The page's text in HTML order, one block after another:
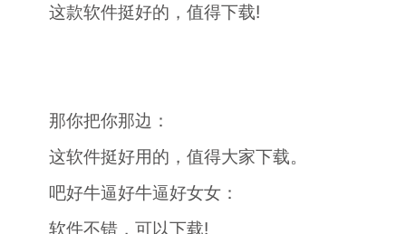
这款软件挺好的，值得下载!
那你把你那边：
这软件挺好用的，值得大家下载。
吧好牛逼好牛逼好女女：
软件不错，可以下载!